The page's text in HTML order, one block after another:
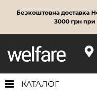
Безкоштовна доставка
3000 грн при
КАТАЛОГ